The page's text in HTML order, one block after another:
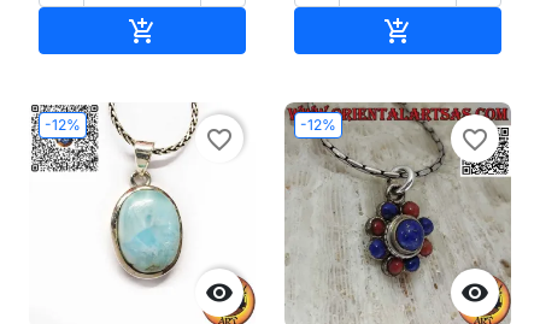
 
-12%

favorite_border
-12%

favorite_border